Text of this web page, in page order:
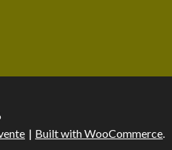
Built with WooCommerce.